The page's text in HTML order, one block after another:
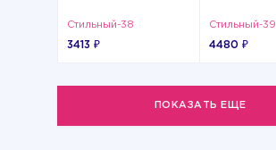
Стильный-38
3413 ₽
Стильный-39
4480 ₽
ПОКАЗАТЬ ЕЩЕ